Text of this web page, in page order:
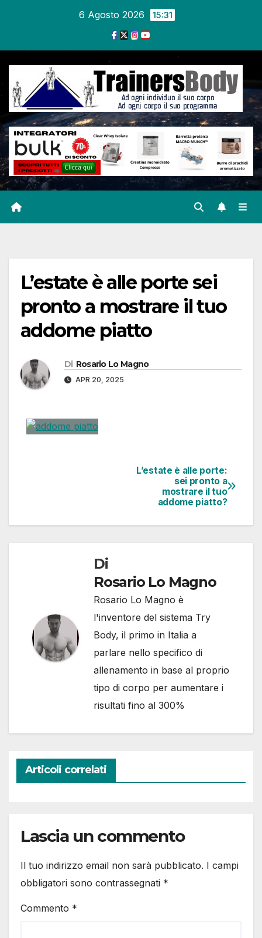
6 Agosto 2026 15:31
L’estate è alle porte sei
pronto a mostrare il tuo
addome piatto
Di Rosario Lo Magno
APR 20, 2025
L’estate è alle porte:
sei pronto a
mostrare il tuo
addome piatto?
Di
Rosario Lo Magno
Rosario Lo Magno è
l'inventore del sistema Try
Body, il primo in Italia a
parlare nello specifico di
allenamento in base al proprio
tipo di corpo per aumentare i
risultati fino al 300%
Articoli correlati
Lascia un commento
Il tuo indirizzo email non sarà pubblicato. I campi
obbligatori sono contrassegnati *
Commento *